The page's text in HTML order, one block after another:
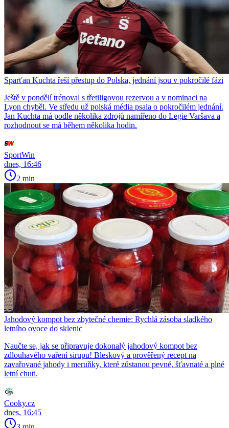
Sparťan Kuchta řeší přestup do Polska, jednání jsou v pokročilé fázi
Ještě v pondělí trénoval s třetiligovou rezervou a v nominaci na
Lyon chyběl. Ve středu už polská média psala o pokročilém jednání.
Jan Kuchta má podle několika zdrojů namířeno do Legie Varšava a
rozhodnout se má během několika hodin.
SportWin
dnes, 16:46
2 min
Jahodový kompot bez zbytečné chemie: Rychlá zásoba sladkého
letního ovoce do sklenic
Naučte se, jak se připravuje dokonalý jahodový kompot bez
zdlouhavého vaření sirupu! Bleskový a prověřený recept na
zavařované jahody i meruňky, které zůstanou pevné, šťavnaté a plné
letní chuti.
Cooky.cz
dnes, 16:45